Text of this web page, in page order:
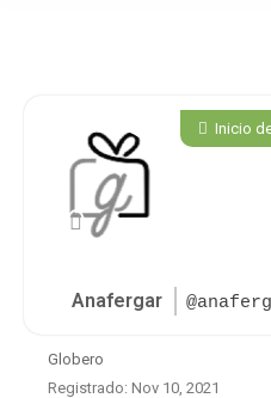
Anafergar
Inicio
Globero
Registrado: Nov 10, 2021